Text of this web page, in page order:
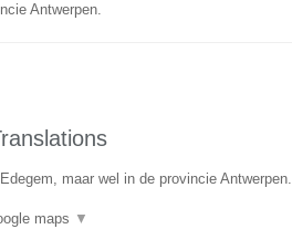
Antwerpen.
maar wel in de provincie Antwerpen.
maps ▼